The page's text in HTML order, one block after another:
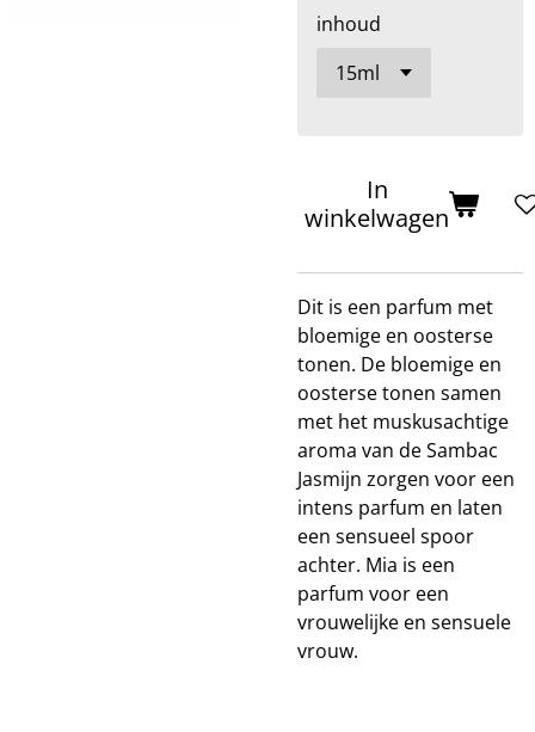
inhoud
In
winkelwagen
Dit is een parfum met
bloemige en oosterse
tonen. De bloemige en
oosterse tonen samen
met het muskusachtige
aroma van de Sambac
Jasmijn zorgen voor een
intens parfum en laten
een sensueel spoor
achter. Mia is een
parfum voor een
vrouwelijke en sensuele
vrouw.